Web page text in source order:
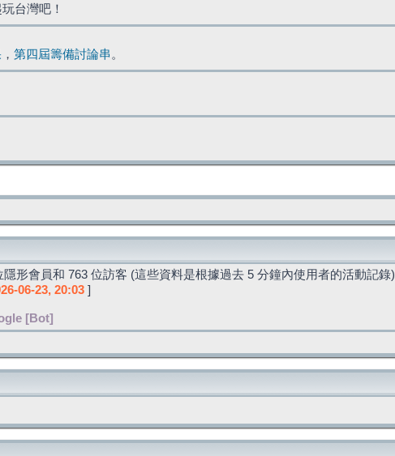
台灣吧！
， 第四屆籌備討論串 。
形會員和 763 位訪客 (這些資料是根據過去 5 分鐘內使用者的活動記錄)
06-23, 20:03 ]
[Bot]